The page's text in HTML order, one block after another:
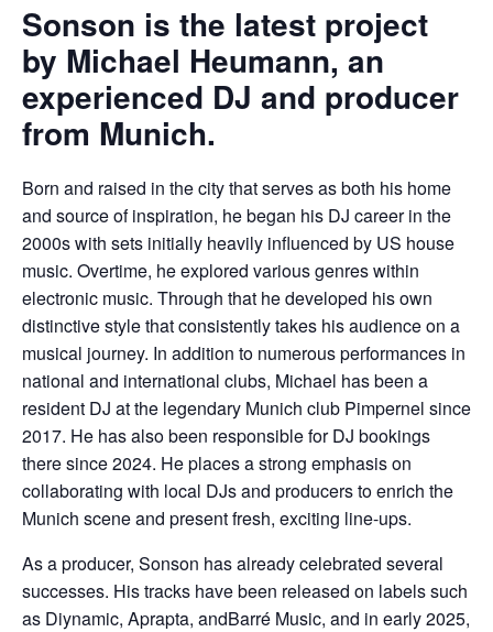
Sonson is the latest project
by Michael Heumann, an
experienced DJ and producer
from Munich.
Born and raised in the city that serves as both his home
and source of inspiration, he began his DJ career in the
2000s with sets initially heavily influenced by US house
music. Overtime, he explored various genres within
electronic music. Through that he developed his own
distinctive style that consistently takes his audience on a
musical journey. In addition to numerous performances in
national and international clubs, Michael has been a
resident DJ at the legendary Munich club Pimpernel since
2017. He has also been responsible for DJ bookings
there since 2024. He places a strong emphasis on
collaborating with local DJs and producers to enrich the
Munich scene and present fresh, exciting line-ups.
As a producer, Sonson has already celebrated several
successes. His tracks have been released on labels such
as Diynamic, Aprapta, andBarré Music, and in early 2025,